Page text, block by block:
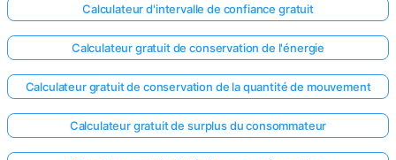
Calculateur d'intervalle de confiance gratuit
Calculateur gratuit de conservation de l'énergie
Calculateur gratuit de conservation de la quantité de mouvement
Calculateur gratuit de surplus du consommateur